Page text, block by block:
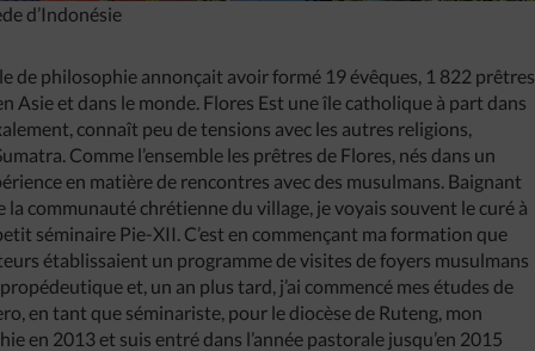
d’Indonésie
de philosophie annonçait avoir formé 19 évêques, 1 822 prêtres
Asie et dans le monde. Flores Est une île catholique à part dans
connaît peu de tensions avec les autres religions,
Comme l’ensemble les prêtres de Flores, nés dans un
en matière de rencontres avec des musulmans. Baignant
communauté chrétienne du village, je voyais souvent le curé à
séminaire Pie-XII. C’est en commençant ma formation que
établissaient un programme de visites de foyers musulmans
et, un an plus tard, j’ai commencé mes études de
en tant que séminariste, pour le diocèse de Ruteng, mon
en 2013 et suis entré dans l’année pastorale jusqu’en 2015